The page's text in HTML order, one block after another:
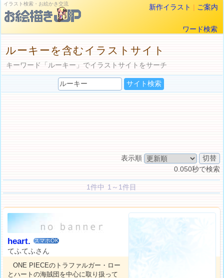
イラスト検索・お絵かき交流 新作イラスト | ご案内
ワード検索
ルーキーを含むイラストサイト
キーワード「ルーキー」でイラストサイトをサーチ
表示順
0.050秒で検索
1件中 1～1件目
heart. スマホOK
てふてふさん
ONE PIECEのトラファルガー・ロー
とハートの海賊団を中心に取り扱って